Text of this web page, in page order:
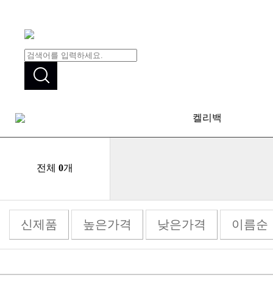
켈리백
전체 0개
신제품 높은가격 낮은가격 이름순